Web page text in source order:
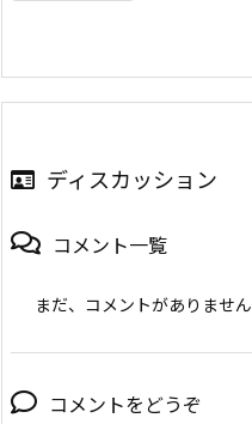
ディスカッション
コメント一覧
まだ、コメントがありません
コメントをどうぞ